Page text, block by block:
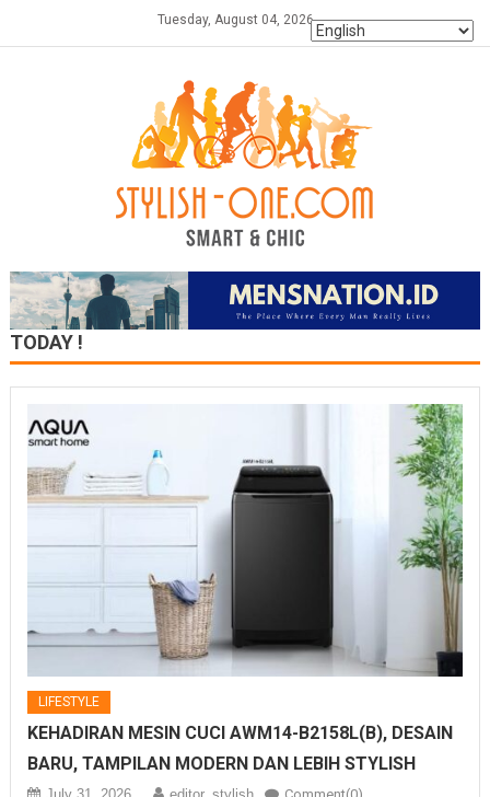
Tuesday, August 04, 2026
TODAY !
LIFESTYLE
KEHADIRAN MESIN CUCI AWM14-B2158L(B), DESAIN
BARU, TAMPILAN MODERN DAN LEBIH STYLISH